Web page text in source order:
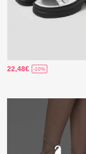
22,48€ -10%